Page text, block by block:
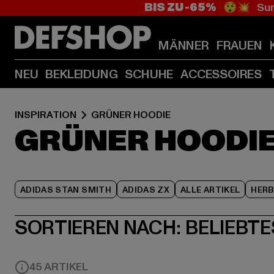
BIS ZU -65% 😲💥
MÄNNER FRAUEN
NEU BEKLEIDUNG SCHUHE ACCESSOIRES
INSPIRATION GRÜNER HOODIE
GRÜNER
ADIDAS STAN SMITH ADIDAS ZX ALLE ARTIKEL
SORTIEREN NACH:
45 ARTIKEL